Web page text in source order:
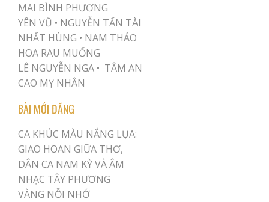
MAI BÌNH PHƯƠNG
YÊN VŨ • NGUYỄN TẤN TÀI
NHẤT HÙNG • NAM THẢO
HOA RAU MUỐNG
LÊ NGUYỄN NGA • TÂM AN
CAO MỴ NHÂN
BÀI MỚI ĐĂNG
CA KHÚC MÀU NẮNG LỤA:
GIAO HOAN GIỮA THƠ,
DÂN CA NAM KỲ VÀ ÂM
NHẠC TÂY PHƯƠNG
VÀNG NỖI NHỚ